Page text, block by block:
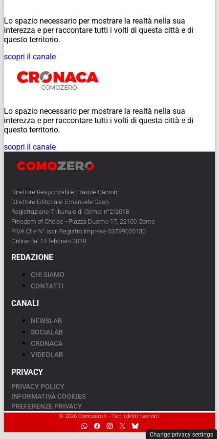
Lo spazio necessario per mostrare la realtà nella sua
interezza e per raccontare tutti i volti di questa città e di
questo territorio.
scopri il canale
Lo spazio necessario per mostrare la realtà nella sua
interezza e per raccontare tutti i volti di questa città e di
questo territorio.
scopri il canale
Direttore Responsabile: Davide Cantoni
Direttore Editoriale: Emanuele Caso
Registrazione Tribunale di Como: n°2/2018
Freedom of Choice - Piazza Duomo 17, 22100 Como
PIVA Cf e N° Iscr. Registro Imprese 03799020130
Online dal 14 febbraio 2018
REDAZIONE
CHI SIAMO
CONTATTI
CANALI
NEWSLAB
SOCIALAB
CRONACA
VIDEOLAB
PRIVACY
PRIVACY POLICY
INFORMATIVA COOKIES
PREFERENZE PRIVACY
© 2026 Comozero.it - Tutti i diritti riservati.
Change privacy settings